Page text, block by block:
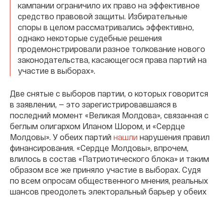
кампании ограничило их право на эффективное
средство правовой защиты. Избирательные
споры в целом рассматривались эффективно,
однако некоторые судебные решения
продемонстрировали разное толкование нового
законодательства, касающегося права партий на
участие в выборах».
Две снятые с выборов партии, о которых говорится
в заявлении, — это зарегистрировавшаяся в
последний момент «Великая Молдова», связанная с
беглым олигархом Иланом Шором, и «Сердце
Молдовы». У обеих партий нашли нарушения правил
финансирования. «Сердце Молдовы», впрочем,
влилось в состав «Патриотического блока» и таким
образом все же приняло участие в выборах. Судя
по всем опросам общественного мнения, реальных
шансов преодолеть электоральный барьер у обеих